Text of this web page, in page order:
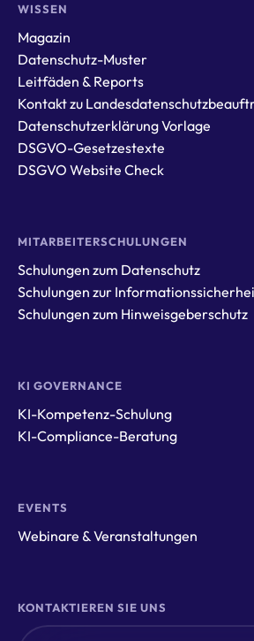
WISSEN
Magazin
Datenschutz-Muster
Leitfäden & Reports
Kontakt zu
Datenschutzerklärung Vorlage
DSGVO-Gesetzestexte
DSGVO Website Check
MITARBEITERSCHULUNGEN
Schulungen zum Datenschutz
Schulungen zur
Schulungen zum Hinweisgeberschutz
KI GOVERNANCE
KI-Kompetenz-Schulung
KI-Compliance-Beratung
EVENTS
Webinare & Veranstaltungen
KONTAKTIEREN SIE UNS